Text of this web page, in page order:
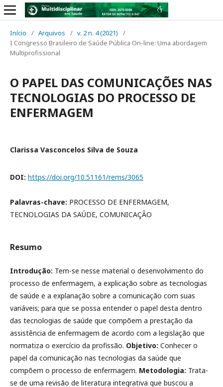
Início / Arquivos / v. 2 n. 4 (2021)
/
I Congresso Brasileiro de Saúde Pública On-line: Uma abordagem
Multiprofissional
O PAPEL DAS COMUNICAÇÕES NAS
TECNOLOGIAS DO PROCESSO DE
ENFERMAGEM
Clarissa Vasconcelos Silva de Souza
DOI: https://doi.org/10.51161/rems/3065
Palavras-chave: PROCESSO DE ENFERMAGEM,
TECNOLOGIAS DA SAÚDE, COMUNICAÇÃO
Resumo
Introdução: Tem-se nesse material o desenvolvimento do
processo de enfermagem, a explicação sobre as tecnologias
de saúde e a explanação sobre a comunicação com suas
variáveis; para que se possa entender o papel desta dentro
das tecnologias de saúde que compõem a prestação da
assistência de enfermagem de acordo com a legislação que
normatiza o exercício da profissão. Objetivo: Conhecer o
papel da comunicação nas tecnologias da saúde que
compõem o processo de enfermagem. Metodologia: Trata-
se de uma revisão de literatura integrativa que buscou a